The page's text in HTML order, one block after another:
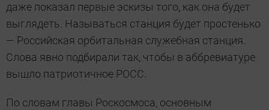
даже показал первые эскизы того, как она будет
выглядеть. Называться станция будет простенько
— Российская орбитальная служебная станция.
Слова явно подбирали так, чтобы в аббревиатуре
вышло патриотичное РОСС.
По словам главы Роскосмоса, основным